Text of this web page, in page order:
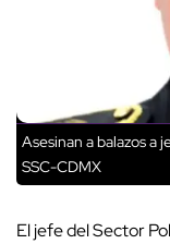
Asesinan a balazos a
SSC-CDMX
El jefe del Sector